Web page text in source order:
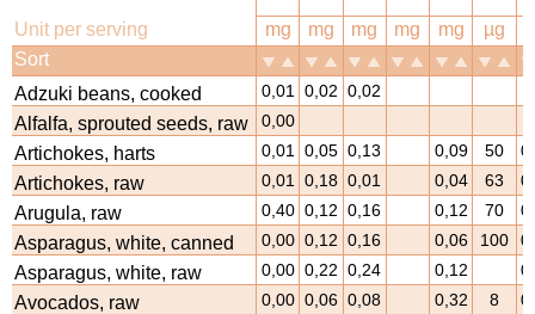
Unit per serving mg mg mg mg mg µg
Sort
Adzuki beans, cooked
0,01 0,02 0,02
Alfalfa, sprouted seeds, raw 0,00
Artichokes, harts 0,01 0,05 0,13 0,09 50
Artichokes, raw 0,01 0,18 0,01 0,04 63
Arugula, raw 0,40 0,12 0,16 0,12 70
Asparagus, white, canned 0,00 0,12 0,16 0,06 100
Asparagus, white, raw 0,00 0,22 0,24 0,12
Avocados, raw 0,00 0,06 0,08 0,32 8